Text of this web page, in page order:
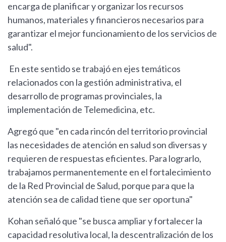
encarga de planificar y organizar los recursos
humanos, materiales y financieros necesarios para
garantizar el mejor funcionamiento de los servicios de
salud".
En este sentido se trabajó en ejes temáticos
relacionados con la gestión administrativa, el
desarrollo de programas provinciales, la
implementación de Telemedicina, etc.
Agregó que "en cada rincón del territorio provincial
las necesidades de atención en salud son diversas y
requieren de respuestas eficientes. Para lograrlo,
trabajamos permanentemente en el fortalecimiento
de la Red Provincial de Salud, porque para que la
atención sea de calidad tiene que ser oportuna"
Kohan señaló que "se busca ampliar y fortalecer la
capacidad resolutiva local, la descentralización de los